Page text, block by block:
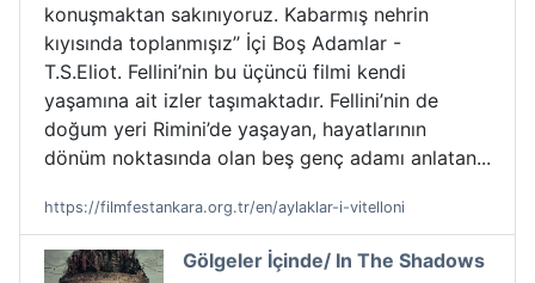
konuşmaktan sakınıyoruz. Kabarmış nehrin
kıyısında toplanmışız’’ İçi Boş Adamlar -
T.S.Eliot. Fellini’nin bu üçüncü filmi kendi
yaşamına ait izler taşımaktadır. Fellini’nin de
doğum yeri Rimini’de yaşayan, hayatlarının
dönüm noktasında olan beş genç adamı anlatan...
https://filmfestankara.org.tr/en/aylaklar-i-vitelloni
Gölgeler İçinde/ In The Shadows